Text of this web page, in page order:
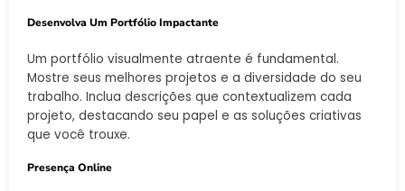
Desenvolva Um Portfólio Impactante
Um portfólio visualmente atraente é fundamental.
Mostre seus melhores projetos e a diversidade do seu
trabalho. Inclua descrições que contextualizem cada
projeto, destacando seu papel e as soluções criativas
que você trouxe.
Presença Online